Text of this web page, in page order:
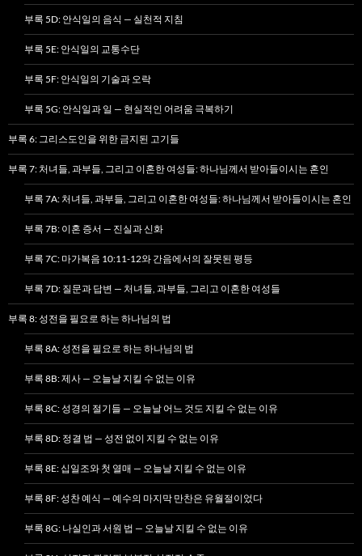
부록 5D: 안식일의 음식 — 실천적 지침
부록 5E: 안식일의 교통수단
부록 5F: 안식일의 기술과 오락
부록 5G: 안식일과 일 — 현실적인 어려움 극복하기
부록 6: 그리스도인을 위한 금지된 고기들
부록 7: 처녀들, 과부들, 그리고 이혼한 여성들: 하나님께서 받아들이시는 혼인
부록 7A: 처녀들, 과부들, 그리고 이혼한 여성들: 하나님께서 받아들이시는 혼인
부록 7B: 이혼 증서 — 진실과 신화
부록 7C: 마가복음 10:11-12와 간음에서의 잘못된 평등
부록 7D: 질문과 답변 — 처녀들, 과부들, 그리고 이혼한 여성들
부록 8: 성전을 필요로 하는 하나님의 법
부록 8A: 성전을 필요로 하는 하나님의 법
부록 8B: 제사 — 오늘날 지킬 수 없는 이유
부록 8C: 성경의 절기들 — 오늘날 어느 것도 지킬 수 없는 이유
부록 8D: 정결 법 — 성전 없이 지킬 수 없는 이유
부록 8E: 십일조와 첫 열매 — 오늘날 지킬 수 없는 이유
부록 8F: 성찬 예식 — 예수의 마지막 만찬은 유월절이었다
부록 8G: 나실인과 서원 법 — 오늘날 지킬 수 없는 이유